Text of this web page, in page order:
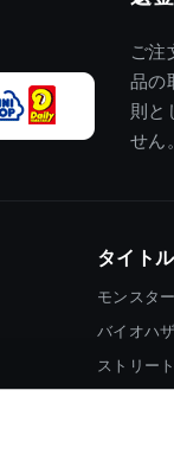
ご注
品の
則と
せん。
タイト
モンスタ
バイオハ
ストリー